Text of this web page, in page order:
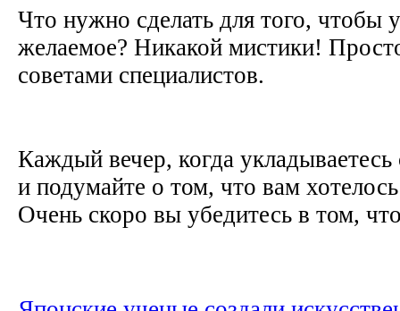
Что нужно сделать для того, чтобы
желаемое? Никакой мистики!
советами специалистов.
Каждый вечер, когда укладываетесь
и подумайте о том, что вам
Очень скоро вы убедитесь в том,